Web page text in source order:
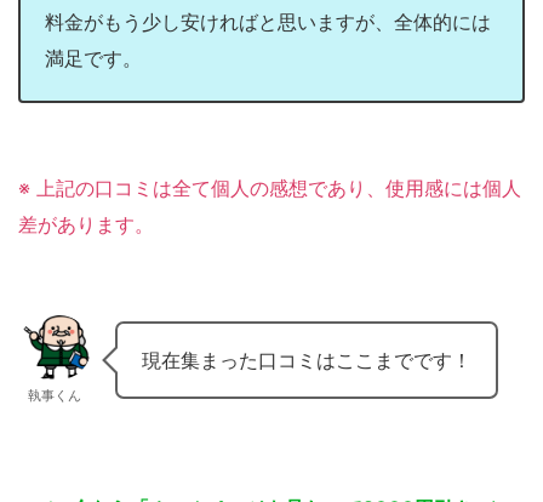
料金がもう少し安ければと思いますが、全体的には
満足です。
※ 上記の口コミは全て個人の感想であり、使用感には個人
差があります。
執事くん
現在集まった口コミはここまでです！